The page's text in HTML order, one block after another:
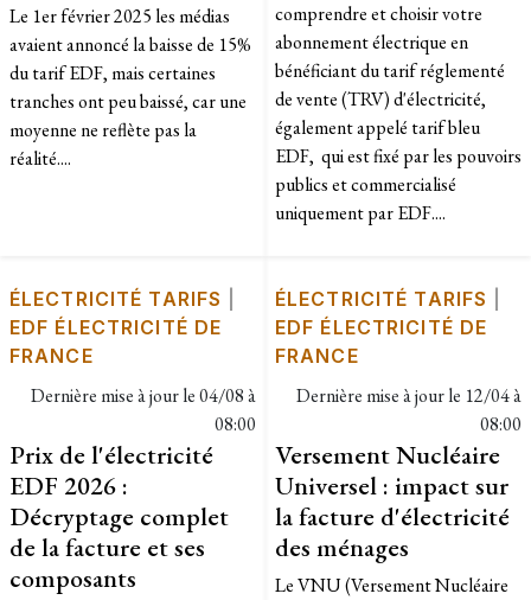
Le 1er février 2025 les médias
avaient annoncé la baisse de 15%
du tarif EDF, mais certaines
tranches ont peu baissé, car une
moyenne ne reflète pas la
réalité....
comprendre et choisir votre
abonnement électrique en
bénéficiant du tarif réglementé
de vente (TRV) d'électricité,
également appelé tarif bleu
EDF, qui est fixé par les pouvoirs
publics et commercialisé
uniquement par EDF....
ÉLECTRICITÉ TARIFS
EDF ÉLECTRICITÉ DE
FRANCE
Dernière mise à jour le04/08 à
08:00
Prix de l'électricité
EDF 2026 :
Décryptage complet
de la facture et ses
composants
ÉLECTRICITÉ TARIFS
EDF ÉLECTRICITÉ DE
FRANCE
Dernière mise à jour le 12/04 à
08:00
Versement Nucléaire
Universel : impact sur
la facture d'électricité
des ménages
Le VNU (Versement Nucléaire